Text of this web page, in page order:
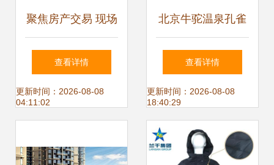
聚焦房产交易 现场
活动摄影与物业管
理资源获取指南
查看详情
更新时间：2026-08-08
04:11:02
北京牛驼温泉孔雀
城 全方位展示配套
实景、样板间与户
型，解读物业管理
查看详情
更新时间：2026-08-08
18:40:29